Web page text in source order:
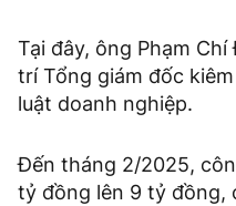
Tại đây, ông Phạm
trí Tổng giám đốc
luật doanh nghiệp.
Đến tháng 2/2025,
tỷ đồng lên 9 tỷ đồng,